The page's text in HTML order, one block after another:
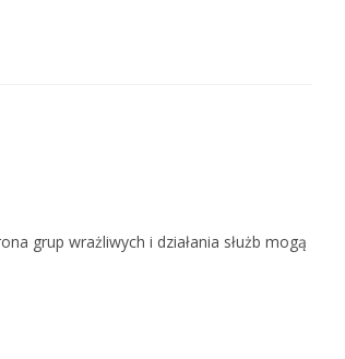
grup wrażliwych i działania służb mogą